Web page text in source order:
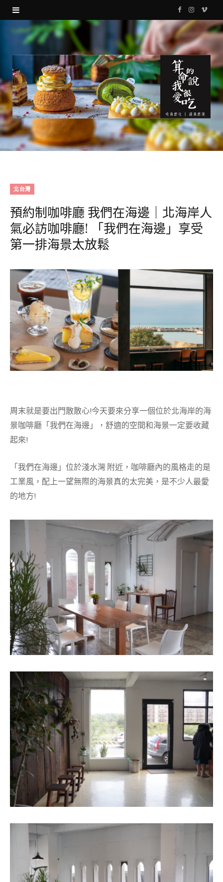
F
a
c
e
b
o
k
I
s
g
r
a
V
i
北台灣
預約制咖啡廳 我們在海邊｜北海岸人
氣必訪咖啡廳! 「我們在海邊」享受
第一排海景太放鬆
周末就是要出門散散心!今天要來分享一個位於北海岸的海
景咖啡廳「我們在海邊」，舒適的空間和海景一定要收藏
起來!
「我們在海邊」位於淺水灣 附近，咖啡廳內的風格走的是
工業風，配上一望無際的海景真的太完美，是不少人最愛
的地方!